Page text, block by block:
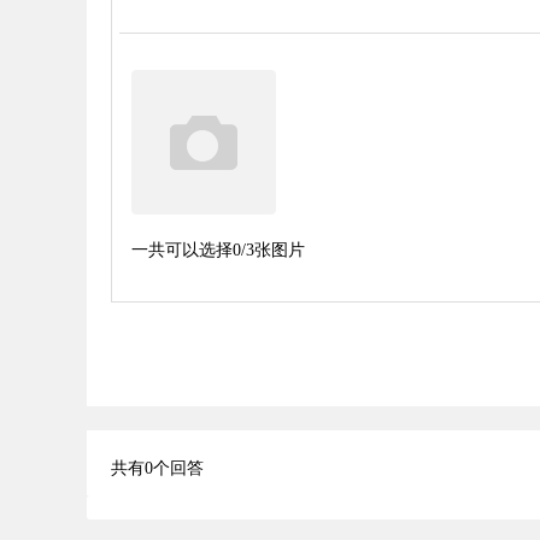
一共可以选择0/3张图片
共有0个回答